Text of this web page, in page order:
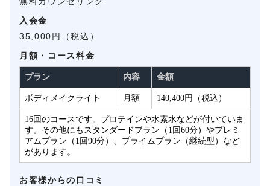
入会金
35,000円（税込）
月額・コース料金
プラン 内容 金額
ボディメイクライト 月額 140,400円（税込）
16回のコースです。プロテインや水素水などが付いていま
す。その他にもスタンダードプラン（1回60分）やプレミ
アムプラン（1回90分）、プライムプラン（継続型）など
があります。
お客様からの口コミ